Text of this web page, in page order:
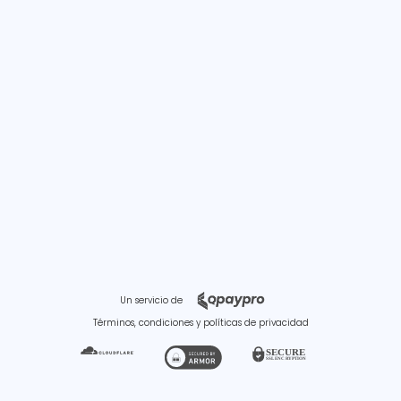
Un servicio de
Términos, condiciones y políticas de privacidad